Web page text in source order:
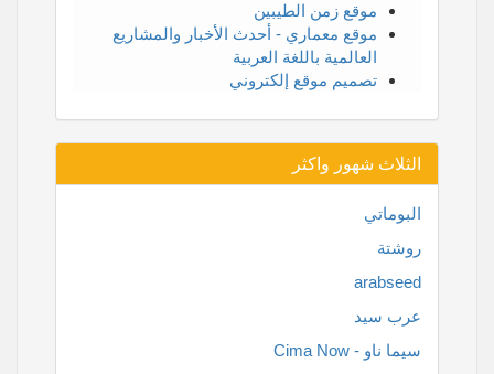
موقع زمن الطيبين
موقع معماري - أحدث الأخبار والمشاريع
العالمية باللغة العربية
تصميم موقع إلكتروني
الثلاث شهور واكثر
البوماتي
روشتة
arabseed
عرب سيد
سيما ناو - Cima Now